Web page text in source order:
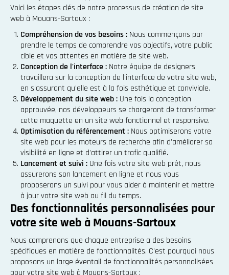
Voici les étapes clés de notre processus de création de site
web à Mouans-Sartoux :
Compréhension de vos besoins : Nous commençons par
prendre le temps de comprendre vos objectifs, votre public
cible et vos attentes en matière de site web.
Conception de l'interface : Notre équipe de designers
travaillera sur la conception de l'interface de votre site web,
en s'assurant qu'elle est à la fois esthétique et conviviale.
Développement du site web : Une fois la conception
approuvée, nos développeurs se chargeront de transformer
cette maquette en un site web fonctionnel et responsive.
Optimisation du référencement : Nous optimiserons votre
site web pour les moteurs de recherche afin d'améliorer sa
visibilité en ligne et d'attirer un trafic qualifié.
Lancement et suivi : Une fois votre site web prêt, nous
assurerons son lancement en ligne et nous vous
proposerons un suivi pour vous aider à maintenir et mettre
à jour votre site web au fil du temps.
Des fonctionnalités personnalisées pour
votre site web à Mouans-Sartoux
Nous comprenons que chaque entreprise a des besoins
spécifiques en matière de fonctionnalités. C'est pourquoi nous
proposons un large éventail de fonctionnalités personnalisées
pour votre site web à Mouans-Sartoux :